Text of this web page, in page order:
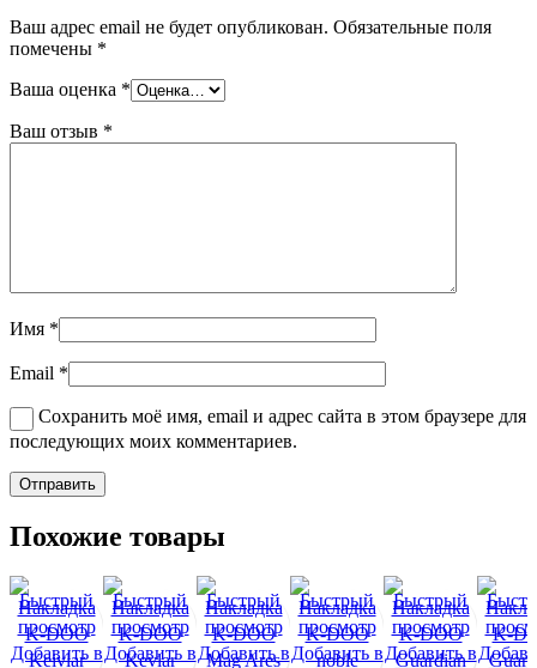
Ваш адрес email не будет опубликован. Обязательные поля
помечены *
Ваша оценка *
Ваш отзыв *
Имя *
Email *
Сохранить моё имя, email и адрес сайта в этом браузере для
последующих моих комментариев.
Похожие товары
Быстрый
просмотр
Добавить в
Быстрый
просмотр
Добавить в
Быстрый
просмотр
Добавить в
Быстрый
просмотр
Добавить в
Быстрый
просмотр
Добавить в